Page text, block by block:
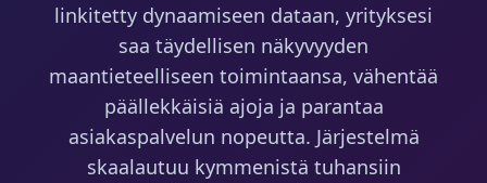
linkitetty dynaamiseen dataan, yrityksesi
saa täydellisen näkyvyyden
maantieteelliseen toimintaansa, vähentää
päällekkäisiä ajoja ja parantaa
asiakaspalvelun nopeutta. Järjestelmä
skaalautuu kymmenistä tuhansiin